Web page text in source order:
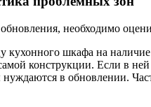
необходимо
кухонного шкафа на
конструкции. Если в
в обновлении.